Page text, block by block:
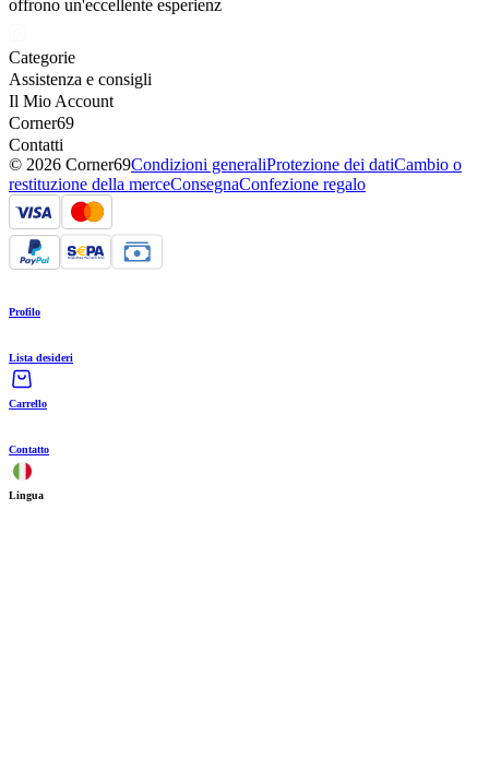
offrono un'eccellente esperienz
Categorie
Assistenza e consigli
Il Mio Account
Corner69
Contatti
© 2026 Corner69Condizioni generaliProtezione dei datiCambio o
restituzione della merceConsegnaConfezione regalo
Profilo
Lista desideri
Carrello
Contatto
Lingua